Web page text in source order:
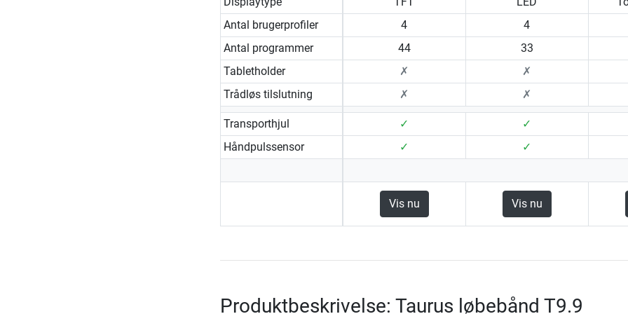
Antal brugerprofiler
4 4
Antal programmer
44 33
Tabletholder
✗ ✗
Trådløs tilslutning
✗ ✗
Transporthjul ✓ ✓
Håndpulssensor
✓ ✓
Vis nu Vis nu
Produktbeskrivelse: Taurus løbebånd T9.9